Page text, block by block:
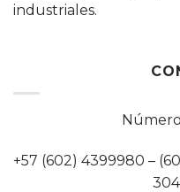
industriales.
+57 (602) 4399980 –